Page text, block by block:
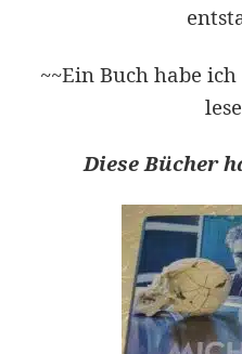
~~Ein Buch habe
Diese Bücher